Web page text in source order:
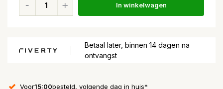
In winkelwagen
Betaal later, binnen 14 dagen na
ontvangst
Voor15:00besteld, volgende dag in huis*